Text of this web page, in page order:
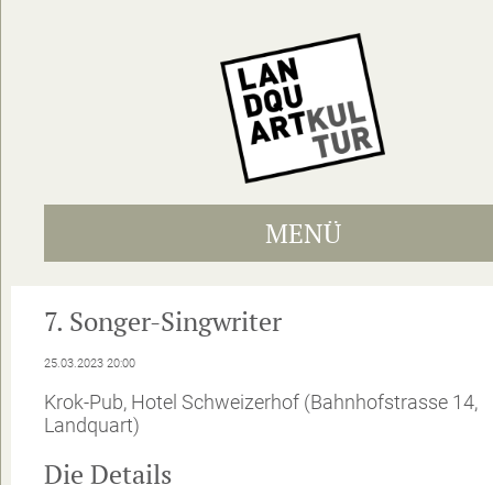
MENÜ
7. Songer-Singwriter
25.03.2023 20:00
Krok-Pub, Hotel Schweizerhof (Bahnhofstrasse 14,
Landquart)
Die Details